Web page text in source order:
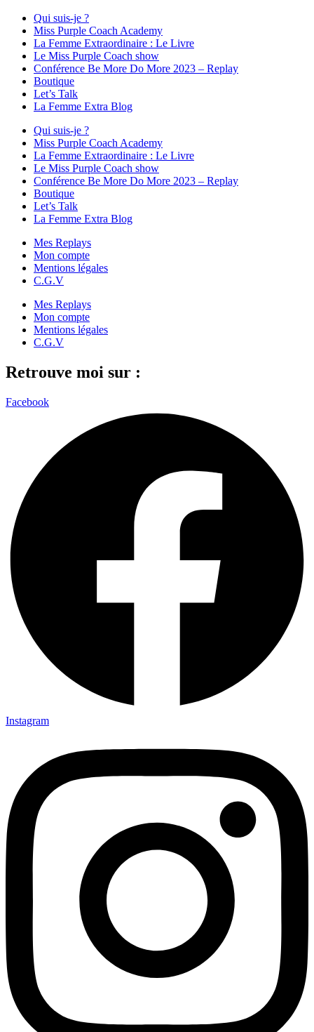
Qui suis-je ?
Miss Purple Coach Academy
La Femme Extraordinaire : Le Livre
Le Miss Purple Coach show
Conférence Be More Do More 2023 – Replay
Boutique
Let’s Talk
La Femme Extra Blog
Qui suis-je ?
Miss Purple Coach Academy
La Femme Extraordinaire : Le Livre
Le Miss Purple Coach show
Conférence Be More Do More 2023 – Replay
Boutique
Let’s Talk
La Femme Extra Blog
Mes Replays
Mon compte
Mentions légales
C.G.V
Mes Replays
Mon compte
Mentions légales
C.G.V
Retrouve moi sur :
Facebook
Instagram